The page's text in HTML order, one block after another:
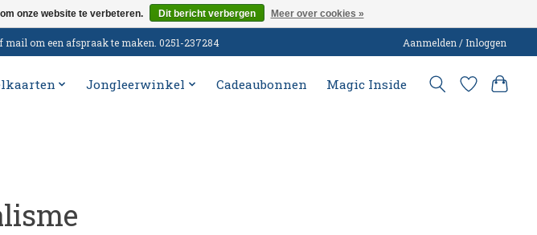
om een afspraak te maken. 0251-237284 Aanmelden / Inloggen
Jongleerwinkel Cadeaubonnen Magic Inside
onze website te verbeteren. Dit bericht verbergen Meer over cookies »